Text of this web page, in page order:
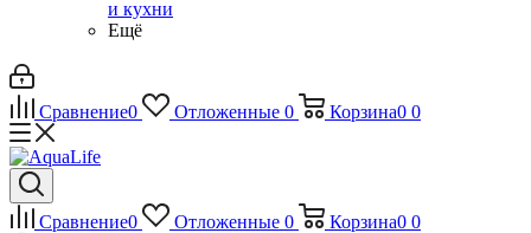
и кухни
Ещё
Сравнение0 Отложенные 0 Корзина0 0
Сравнение0 Отложенные 0 Корзина0 0